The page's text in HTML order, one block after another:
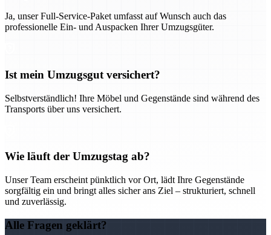
Ja, unser Full-Service-Paket umfasst auf Wunsch auch das
professionelle Ein- und Auspacken Ihrer Umzugsgüter.
Ist mein Umzugsgut versichert?
Selbstverständlich! Ihre Möbel und Gegenstände sind während des
Transports über uns versichert.
Wie läuft der Umzugstag ab?
Unser Team erscheint pünktlich vor Ort, lädt Ihre Gegenstände
sorgfältig ein und bringt alles sicher ans Ziel – strukturiert, schnell
und zuverlässig.
Alle Fragen geklärt?